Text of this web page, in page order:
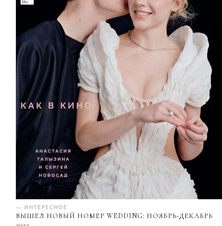
— ИНТЕРЕСНОЕ
ВЫШЕЛ НОВЫЙ НОМЕР WEDDING: НОЯБРЬ-ДЕКАБРЬ